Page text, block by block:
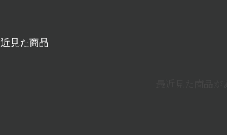
見た商品